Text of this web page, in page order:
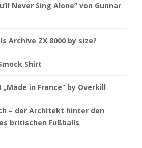
Never Sing Alone” von Gunnar
Archive ZX 8000 by size?
Shirt
„Made in France“ by Overkill
– der Architekt hinter den
britischen Fußballs